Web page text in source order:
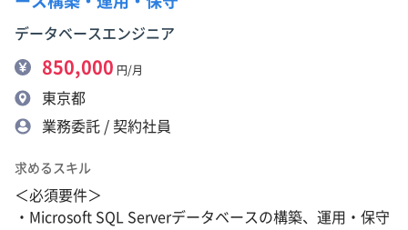
データベースエンジニア
850,000 円/月
東京都
業務委託 / 契約社員
求めるスキル
＜必須要件＞
・Microsoft SQL Serverデータベースの構築、運用・保守